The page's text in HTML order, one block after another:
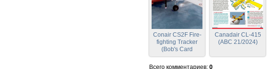
Conair CS2F Fire-
fighting Tracker
(Bob's Card
Models)
Canadair CL-415
(ABC 21/2024)
Всего комментариев: 0